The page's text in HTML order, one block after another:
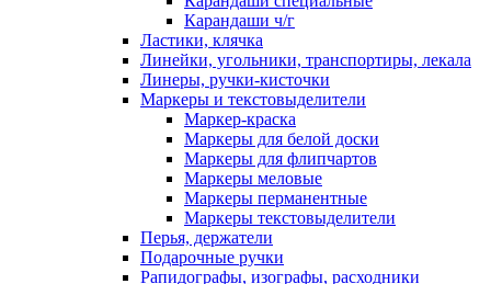
Карандаши ч/г
Ластики, клячка
Линейки, угольники, транспортиры, лекала
Линеры, ручки-кисточки
Маркеры и текстовыделители
Маркер-краска
Маркеры для белой доски
Маркеры для флипчартов
Маркеры меловые
Маркеры перманентные
Маркеры текстовыделители
Перья, держатели
Подарочные ручки
Рапидографы, изографы, расходники